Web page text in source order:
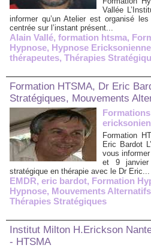
Vallée
informer qu’un Atelier est organisé
centrée sur l’instant présent...
Alain Vallé, formation htsma,
Hypnose, Hypnose Ericksonienne
thérapeutes, Thérapies
Formation HTSMA, Dr Eric
Stratégiques, Mouvements
Formation
Eric Bardot
vous
et 9 janvier
stratégique en thérapie avec le Dr Eric...
EMDR, eric bardot, Formation
Hypnose, Mouvements Alternatifs
Thérapies Stratégiques
Institut Milton H.Erickson
- HTSMA